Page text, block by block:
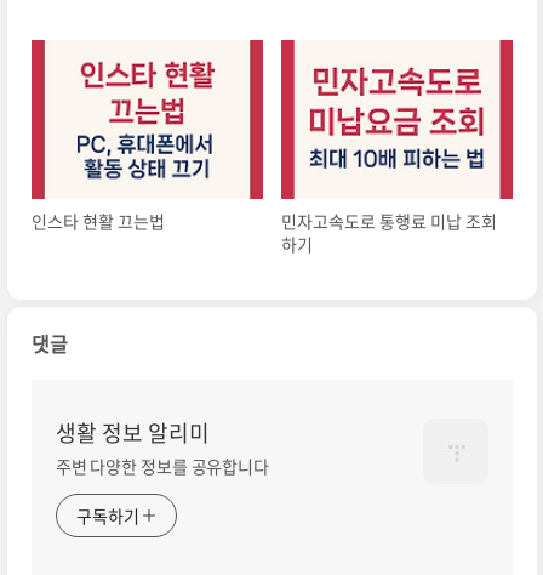
인스타 현활 끄는법
민자고속도로 통행료 미납 조회
하기
댓글
생활 정보 알리미
주변 다양한 정보를 공유합니다
구독하기